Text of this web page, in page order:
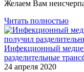
Желаем Вам
Читать полностью
Инфекционный
разделительные
24 апреля 2020